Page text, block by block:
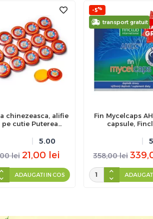
chinezeasca, alifie
pe cutie Puterea
5.00
lei 21,00 lei
ADAUGATI IN COS
-5%
transport gratuit
Fin Mycelcaps
capsule,
358,00 lei